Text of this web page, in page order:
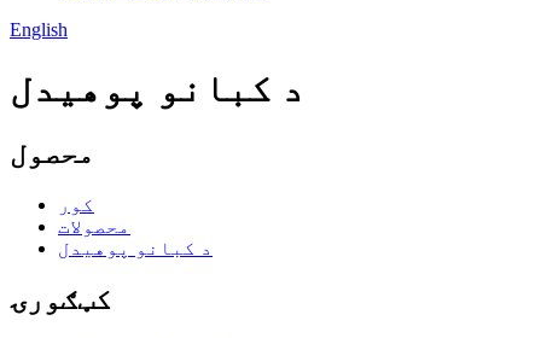
English
د کبانو پوهیدل
محصول
کور
محصولات
د کبانو پوهیدل
کټګورۍ